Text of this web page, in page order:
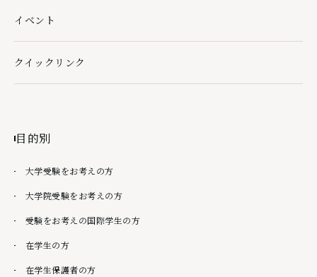
イベント
クイックリンク
クイックリンクの下層ページ一覧を開く
目的別
大学受験をお考えの方
大学院受験をお考えの方
受験をお考えの国際学生の方
在学生の方
在学生保護者の方